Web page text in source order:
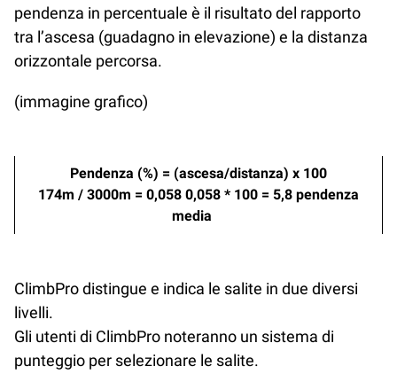
pendenza in percentuale è il risultato del rapporto
tra l’ascesa (guadagno in elevazione) e la distanza
orizzontale percorsa.
(immagine grafico)
Pendenza (%) = (ascesa/distanza) x 100
174m / 3000m = 0,058 0,058 * 100 = 5,8 pendenza
media
ClimbPro distingue e indica le salite in due diversi
livelli.
Gli utenti di ClimbPro noteranno un sistema di
punteggio per selezionare le salite.